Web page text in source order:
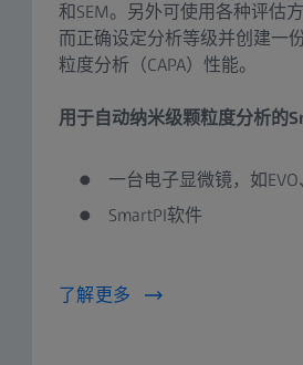
和SEM。另外可使用各种评估
而正确设定分析等级并创建一
粒度分析（CAPA）性能。
用于自动纳米级颗粒度分析的
一台电子显微镜，如EVO
SmartPI软件
了解更多